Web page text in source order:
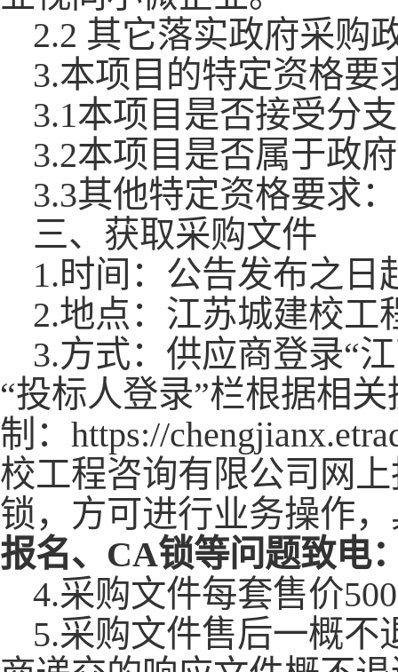
2.2 其它落实政府采购
3.本项目的特定资格要
3.1本项目是否接受分
3.2本项目是否属于政
3.3其他特定资格要求：
三、获取采购文件
1.时间：公告发布之日
2.地点：江苏城建校工
3.方式：供应商登录“
“投标人登录”栏根据相
制：https://
校工程咨询有限公司网
锁，方可进行业务操作
报名、 CA锁等问题致电
4.采购文件每套售价
5.采购文件售后一概